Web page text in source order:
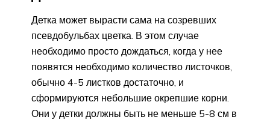
Детка может вырасти сама на созревших
псевдобульбах цветка. В этом случае
необходимо просто дождаться, когда у нее
появятся необходимо количество листочков,
обычно 4-5 листков достаточно, и
сформируются небольшие окрепшие корни.
Они у детки должны быть не меньше 5-8 см в